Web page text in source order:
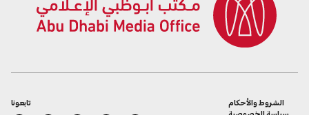
تابعونا
الشروط والأحكام